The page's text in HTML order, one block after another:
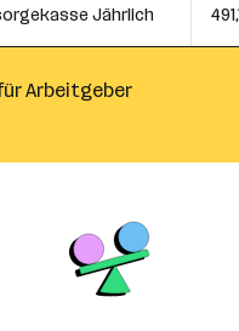
Jährlich
Arbeitgeber